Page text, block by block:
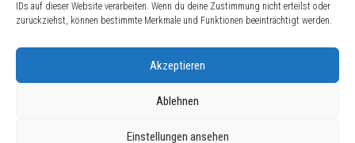
IDs auf dieser Website verarbeiten. Wenn du deine Zustimmung nicht erteilst oder
zurückziehst, können bestimmte Merkmale und Funktionen beeinträchtigt werden.
Akzeptieren
Ablehnen
Einstellungen ansehen